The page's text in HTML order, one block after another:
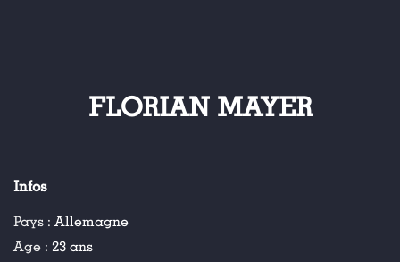
FLORIAN MAYER
Infos
Pays : Allemagne
Age : 23 ans